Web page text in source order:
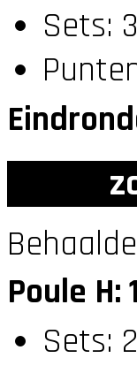
Sets:
Poule H:
Sets: